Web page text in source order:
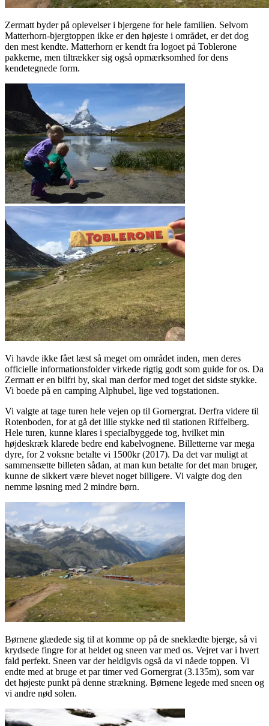
Zermatt byder på oplevelser i bjergene for hele familien. Selvom
Matterhorn-bjergtoppen ikke er den højeste i området, er det dog
den mest kendte. Matterhorn er kendt fra logoet på Toblerone
pakkerne, men tiltrækker sig også opmærksomhed for dens
kendetegnede form.
Vi havde ikke fået læst så meget om området inden, men deres
officielle informationsfolder virkede rigtig godt som guide for os. Da
Zermatt er en bilfri by, skal man derfor med toget det sidste stykke.
Vi boede på en camping Alphubel, lige ved togstationen.
Vi valgte at tage turen hele vejen op til Gornergrat. Derfra videre til
Rotenboden, for at gå det lille stykke ned til stationen Riffelberg.
Hele turen, kunne klares i specialbyggede tog, hvilket min
højdeskræk klarede bedre end kabelvognene. Billetterne var mega
dyre, for 2 voksne betalte vi 1500kr (2017). Da det var muligt at
sammensætte billeten sådan, at man kun betalte for det man bruger,
kunne de sikkert være blevet noget billigere. Vi valgte dog den
nemme løsning med 2 mindre børn.
Børnene glædede sig til at komme op på de sneklædte bjerge, så vi
krydsede fingre for at heldet og sneen var med os. Vejret var i hvert
fald perfekt. Sneen var der heldigvis også da vi nåede toppen. Vi
endte med at bruge et par timer ved Gornergrat (3.135m), som var
det højeste punkt på denne strækning. Børnene legede med sneen og
vi andre nød solen.